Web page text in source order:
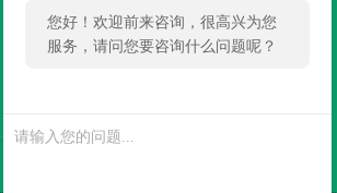
您好！欢迎前来咨询，很高兴为您
服务，请问您要咨询什么问题呢？